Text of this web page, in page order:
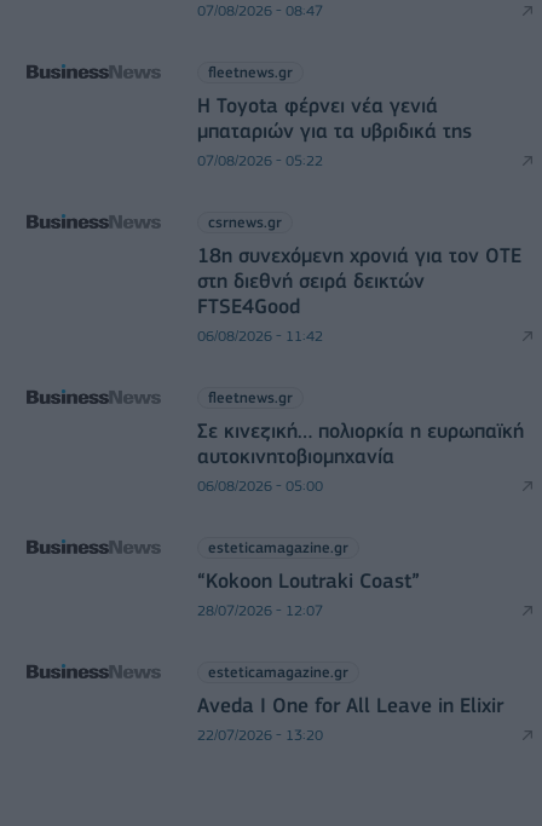
07/08/2026 - 08:47
fleetnews.gr
Η Toyota φέρνει νέα γενιά
μπαταριών για τα υβριδικά της
07/08/2026 - 05:22
csrnews.gr
18η συνεχόμενη χρονιά για τον ΟΤΕ
στη διεθνή σειρά δεικτών
FTSE4Good
06/08/2026 - 11:42
fleetnews.gr
Σε κινεζική… πολιορκία η ευρωπαϊκή
αυτοκινητοβιομηχανία
06/08/2026 - 05:00
esteticamagazine.gr
“Kokoon Loutraki Coast”
28/07/2026 - 12:07
esteticamagazine.gr
Aveda I One for All Leave in Elixir
22/07/2026 - 13:20